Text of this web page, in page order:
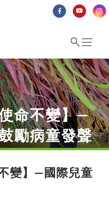
命不變】—
勵病童發聲
變】—國際兒童